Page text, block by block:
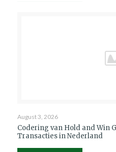
August 3, 2026
Codering van Hold and Win
Transacties in Nederland